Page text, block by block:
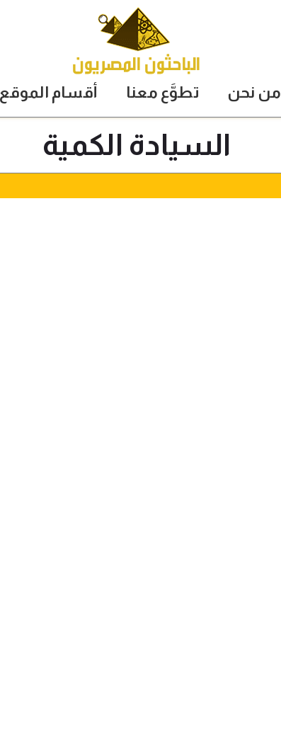
من نحن تطوَّع معنا أقسام الموقع
السيادة الكمية